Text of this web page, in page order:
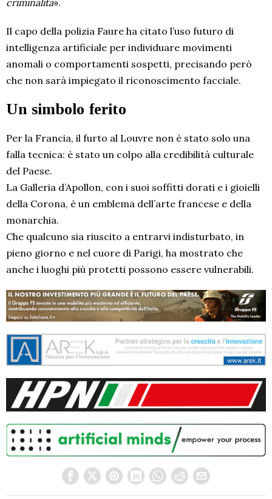
Il capo della polizia Faure ha citato l’uso futuro di
intelligenza artificiale per individuare movimenti
anomali o comportamenti sospetti, precisando però
che non sarà impiegato il riconoscimento facciale.
Un simbolo ferito
Per la Francia, il furto al Louvre non è stato solo una
falla tecnica: è stato un colpo alla credibilità culturale
del Paese.
La Galleria d’Apollon, con i suoi soffitti dorati e i gioielli
della Corona, è un emblema dell’arte francese e della
monarchia.
Che qualcuno sia riuscito a entrarvi indisturbato, in
pieno giorno e nel cuore di Parigi, ha mostrato che
anche i luoghi più protetti possono essere vulnerabili.